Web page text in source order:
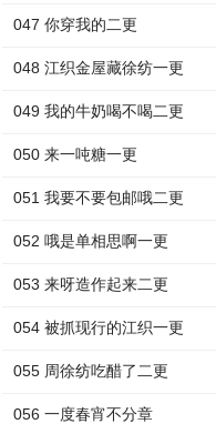
047 你穿我的二更
048 江织金屋藏徐纺一更
049 我的牛奶喝不喝二更
050 来一吨糖一更
051 我要不要包邮哦二更
052 哦是单相思啊一更
053 来呀造作起来二更
054 被抓现行的江织一更
055 周徐纺吃醋了二更
056 一度春宵不分章